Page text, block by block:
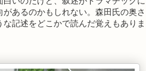
あるのかもしれない。森田氏の奥さ
記述をどこかで読んだ覚えもありま